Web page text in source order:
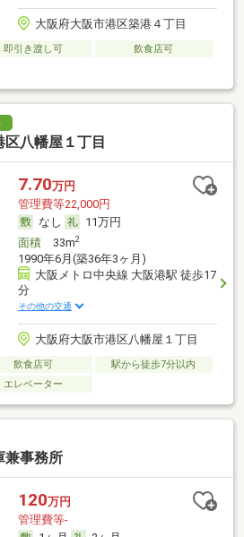
大阪府大阪市港区築港４丁目
即引き渡し可
飲食店可
八幡屋１丁目
7.70万円
管理費等22,000円
なし
11万円
面積33m2
1990年6月(築36年3ヶ月)
大阪メトロ中央線 大阪港駅 徒歩17
分
その他の交通
大阪府大阪市港区八幡屋１丁目
飲食店可
駅から徒歩7分以内
エレベーター
兼事務所
120万円
管理費等-